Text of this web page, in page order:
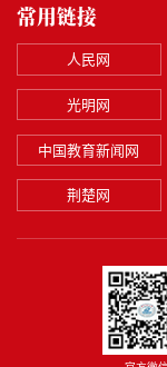
常用链接
人民网
光明网
中国教育新闻网
荆楚网